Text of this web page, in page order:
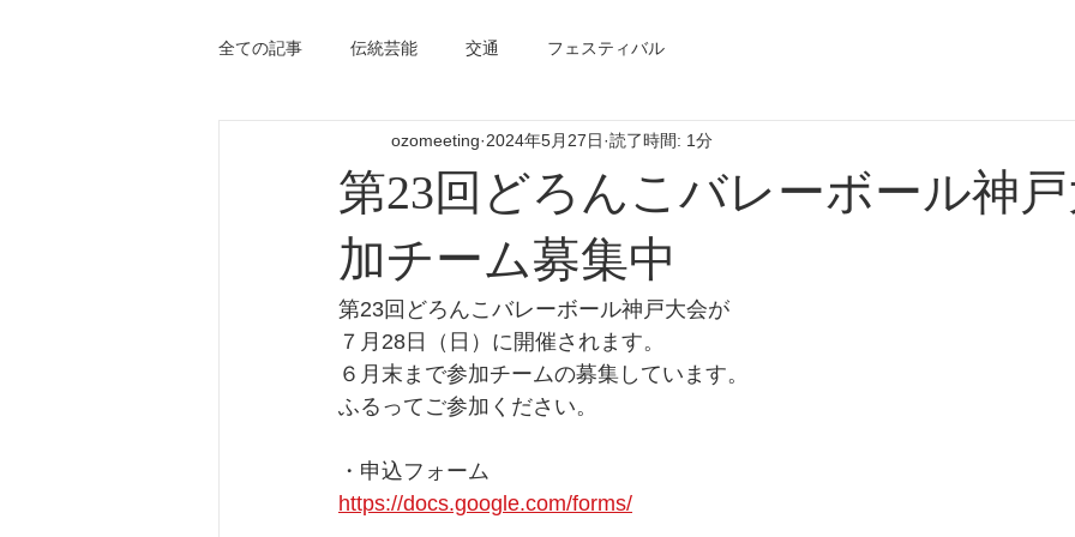
全ての記事 伝統芸能 交通 フェスティバル
第23回どろんこバレーボール神
加チーム募集中
ozomeeting 2024年5月27日 読了時間: 1分
第23回どろんこバレーボール神戸大会が
７月28日（日）に開催されます。
６月末まで参加チームの募集しています。
ふるってご参加ください。
・申込フォーム
https://docs.google.com/forms/